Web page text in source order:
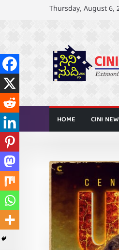
Thursday, August 6,
HOME CINI